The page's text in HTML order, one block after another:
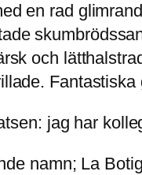
en rad
och
Fantastiska
jag har
namn; La